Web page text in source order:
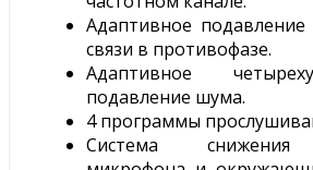
Адаптивное подавление
связи в противофазе.
Адаптивное
подавление шума.
4 программы
Система